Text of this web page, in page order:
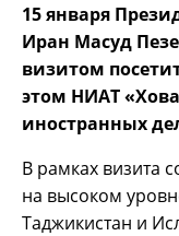
15 января
Иран Масуд
визитом
этом НИАТ
иностранных
В рамках визита
на высоком
Таджикистан и